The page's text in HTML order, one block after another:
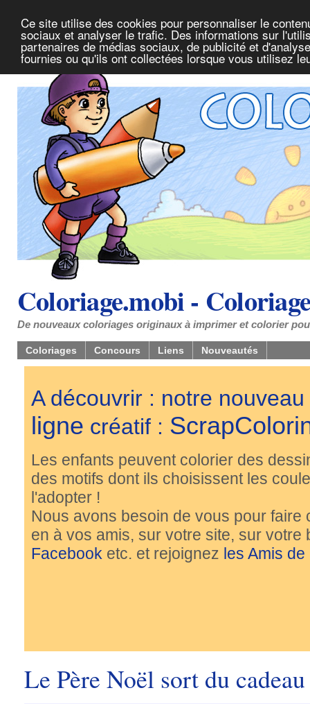
Ce site utilise des cookies pour personnaliser le
sociaux et analyser le trafic. Des informations sur
partenaires de médias sociaux, de publicité et
fournies ou qu'ils ont collectées lorsque vous utilisez
Coloriage.mobi -
De nouveaux coloriages originaux à imprimer et colorier
Coloriages Concours Liens Nouveautés
A découvrir : notre
ligne créatif :
Les enfants peuvent colorier des
des motifs dont ils choisissent les
l'adopter !
Nous avons besoin de vous pour
en à vos amis, sur votre site, sur
Facebook etc. et rejoignez les Amis
Le Père Noël sort du cadeau